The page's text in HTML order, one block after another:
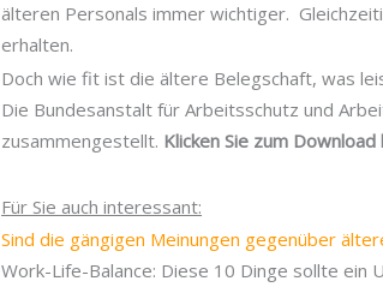
älteren Personals immer wichtiger.
erhalten.
Doch wie fit ist die ältere Belegschaft, was
Die Bundesanstalt für Arbeitsschutz und
zusammengestellt. Klicken Sie zum
Für Sie auch interessant:
Sind die gängigen Meinungen gegenüber
Work-Life-Balance: Diese 10 Dinge sollte ein